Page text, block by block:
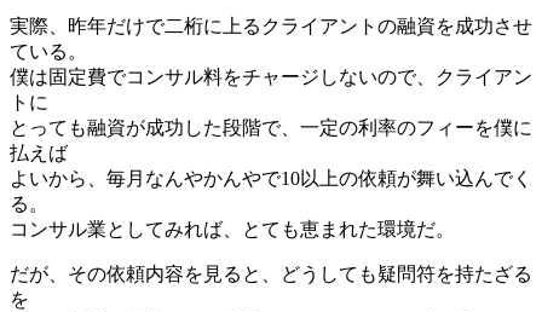
実際、昨年だけで二桁に上るクライアントの融資を成功させ
ている。
僕は固定費でコンサル料をチャージしないので、クライアン
トに
とっても融資が成功した段階で、一定の利率のフィーを僕に
払えば
よいから、毎月なんやかんやで10以上の依頼が舞い込んでく
る。
コンサル業としてみれば、とても恵まれた環境だ。
だが、その依頼内容を見ると、どうしても疑問符を持たざる
を